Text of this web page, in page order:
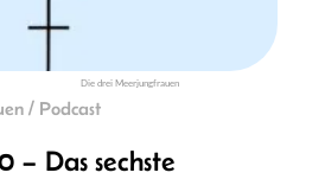
Die drei Meerjungfrauen
/ Podcast
– Das sechste